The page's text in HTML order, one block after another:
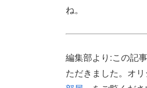
ね。
編集部より:この記
ただきました。オ